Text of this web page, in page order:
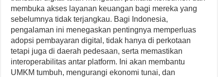
membuka akses layanan keuangan bagi mereka yang
sebelumnya tidak terjangkau. Bagi Indonesia,
pengalaman ini menegaskan pentingnya memperluas
adopsi pembayaran digital, tidak hanya di perkotaan
tetapi juga di daerah pedesaan, serta memastikan
interoperabilitas antar platform. Ini akan membantu
UMKM tumbuh, mengurangi ekonomi tunai, dan